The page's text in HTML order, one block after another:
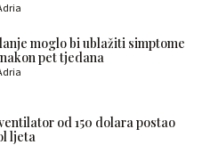
moglo bi ublažiti simptome
pet tjedana
od 150 dolara postao
ljeta